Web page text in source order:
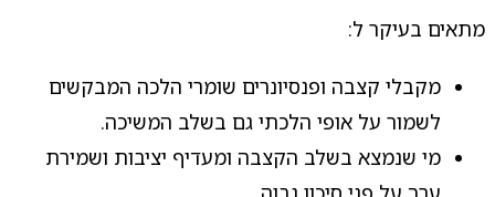
מתאים בעיקר ל:
מקבלי קצבה ופנסיונרים שומרי הלכה המבקשים
לשמור על אופי הלכתי גם בשלב המשיכה.
מי שנמצא בשלב הקצבה ומעדיף יציבות ושמירת